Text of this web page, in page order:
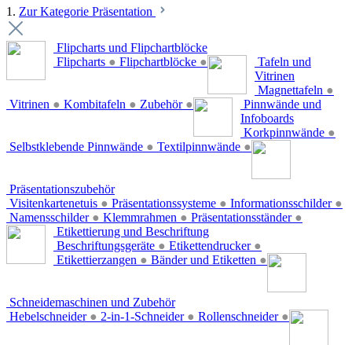
1. Zur Kategorie Präsentation
Flipcharts und Flipchartblöcke
Flipcharts ● Flipchartblöcke ●
Tafeln und
Vitrinen
Magnettafeln ●
Vitrinen ● Kombitafeln ● Zubehör ●
Pinnwände und
Infoboards
Korkpinnwände ●
Selbstklebende Pinnwände ● Textilpinnwände ●
Präsentationszubehör
Visitenkartenetuis ● Präsentationssysteme ● Informationsschilder ●
Namensschilder ● Klemmrahmen ● Präsentationsständer ●
Etikettierung und Beschriftung
Beschriftungsgeräte ● Etikettendrucker ●
Etikettierzangen ● Bänder und Etiketten ●
Schneidemaschinen und Zubehör
Hebelschneider ● 2-in-1-Schneider ● Rollenschneider ●